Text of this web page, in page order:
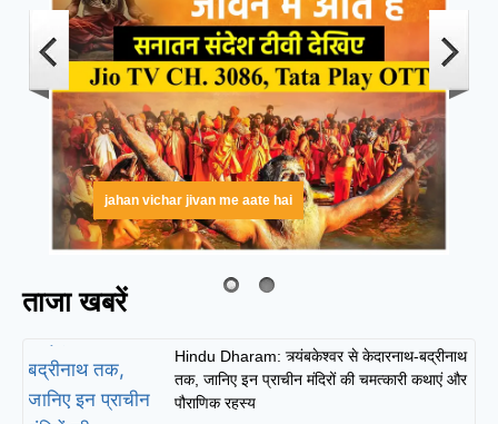
jahan vichar jivan me aate hai
ताजा खबरें
Hindu Dharam: त्र्यंबकेश्वर से केदारनाथ-बद्रीनाथ
तक, जानिए इन प्राचीन मंदिरों की चमत्कारी कथाएं और
पौराणिक रहस्य